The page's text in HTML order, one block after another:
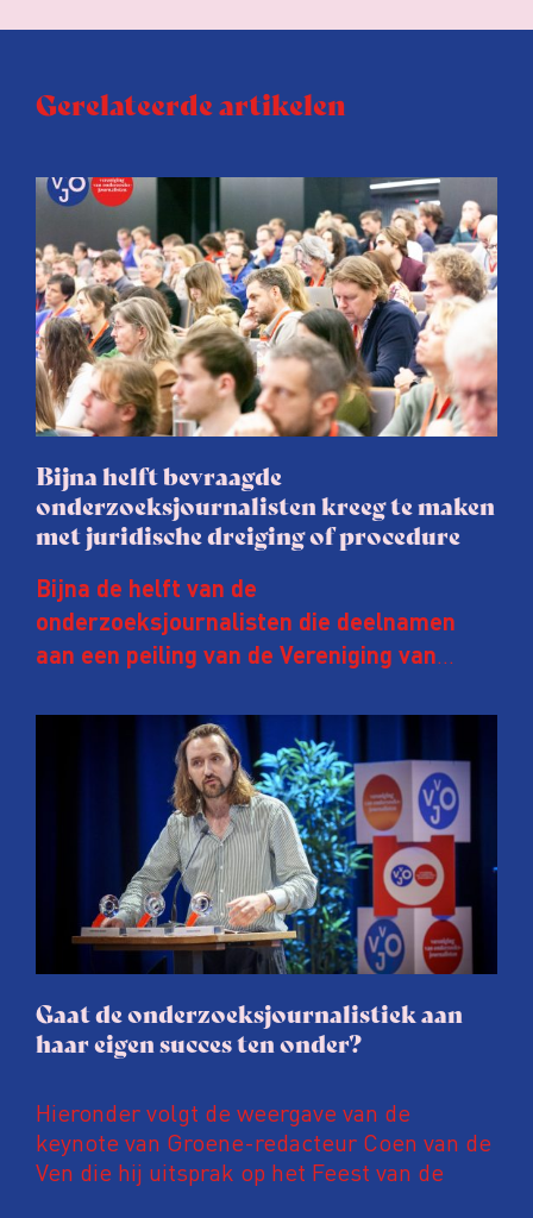
Gerelateerde artikelen
Bijna helft bevraagde
onderzoeksjournalisten kreeg te maken
met juridische dreiging of procedure
Bijna de helft van de
onderzoeksjournalisten die deelnamen
aan een peiling van de Vereniging van
afgelopen twee jaar te maken met
juridische dreiging of een juridische
procedure rond het eigen werk. Dat kost
journalisten tijd, ook ervaren zij stress en
soms worden publicaties aangepast of
gaat de hele publicatie zelfs niet door.
Gaat de onderzoeksjournalistiek aan
haar eigen succes ten onder?
Hieronder volgt de weergave van de
keynote van Groene-redacteur Coen van de
Ven die hij uitsprak op het Feest van de